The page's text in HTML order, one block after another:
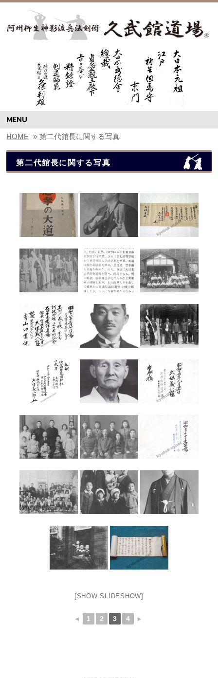
MENU
HOME » 第二代館長に関する写真
第二代館長に関する写真
[SHOW SLIDESHOW]
◄ 1 2 3 4 ►